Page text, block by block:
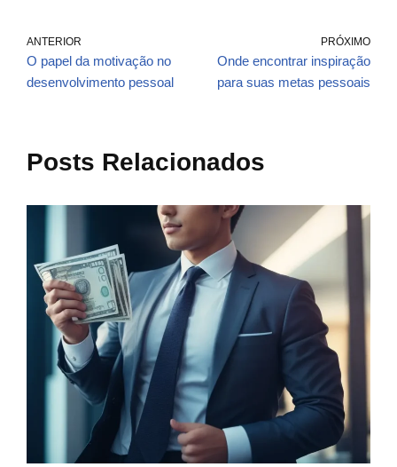
ANTERIOR
O papel da motivação no
desenvolvimento pessoal
PRÓXIMO
Onde encontrar inspiração
para suas metas pessoais
Posts Relacionados